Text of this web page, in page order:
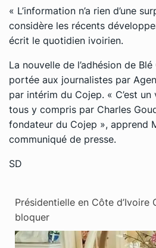
« L’information n’a rien d’une
considère les récents
écrit le quotidien ivoirien.
La nouvelle de l’adhésion de
portée aux journalistes par
par intérim du Cojep. « C’est
tous y compris par Charles
fondateur du Cojep », apprend
communiqué de presse.
SD
Présidentielle en Côte d’Ivoire
bloquer